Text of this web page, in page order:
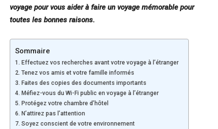
voyage pour vous aider à faire un voyage mémorable pour
toutes les bonnes raisons.
Sommaire
1. Effectuez vos recherches avant votre voyage à l’étranger
2. Tenez vos amis et votre famille informés
3. Faites des copies des documents importants
4. Méfiez-vous du Wi-Fi public en voyage à l’étranger
5. Protégez votre chambre d’hôtel
6. N’attirez pas l’attention
7. Soyez conscient de votre environnement